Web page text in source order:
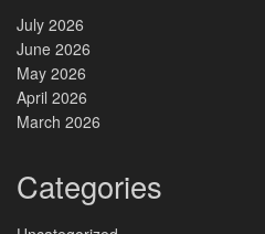
July 2026
June 2026
May 2026
April 2026
March 2026
Categories